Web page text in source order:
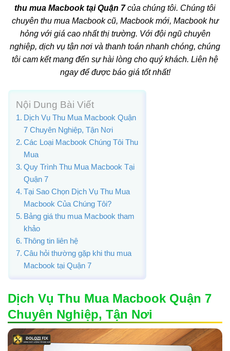
thu mua Macbook tại Quận 7của chúng tôi. Chúng tôi
chuyên thu mua Macbook cũ, Macbook mới, Macbook hư
hỏng với giá cao nhất thị trường. Với đội ngũ chuyên
nghiệp, dịch vụ tận nơi và thanh toán nhanh chóng, chúng
tôi cam kết mang đến sự hài lòng cho quý khách. Liên hệ
ngay để được báo giá tốt nhất!
Nội Dung Bài Viết
Dịch Vụ Thu Mua Macbook Quận
7 Chuyên Nghiệp, Tận Nơi
Các Loại Macbook Chúng Tôi Thu
Mua
Quy Trình Thu Mua Macbook Tại
Quận 7
Tại Sao Chọn Dịch Vụ Thu Mua
Macbook Của Chúng Tôi?
Bảng giá thu mua Macbook tham
khảo
Thông tin liên hệ
Câu hỏi thường gặp khi thu mua
Macbook tại Quận 7
Dịch Vụ Thu Mua Macbook Quận 7
Chuyên Nghiệp, Tận Nơi